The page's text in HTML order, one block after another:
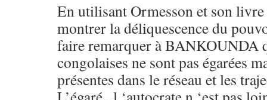
En utilisant Ormesson et son livre
montrer la déliquescence du
faire remarquer à BANKOUNDA
congolaises ne sont pas égarées
présentes dans le réseau et les